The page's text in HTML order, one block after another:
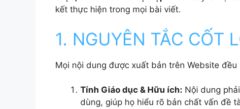
kết thực hiện trong mọi bài viết.
1. NGUYÊN TẮC CỐT
Mọi nội dung được xuất bản trên Website
Tính Giáo dục & Hữu ích: Nội dung
dùng, giúp họ hiểu rõ bản chất vấn đề